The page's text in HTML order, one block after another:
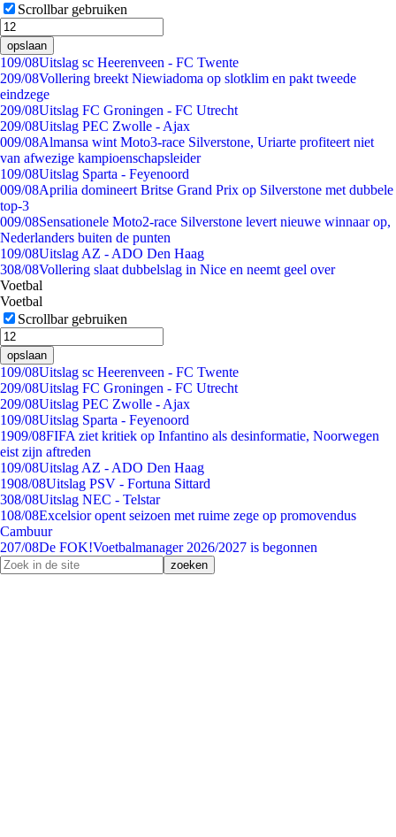
Scrollbar gebruiken
opslaan
109/08Uitslag sc Heerenveen - FC Twente
209/08Vollering breekt Niewiadoma op slotklim en pakt tweede
eindzege
209/08Uitslag FC Groningen - FC Utrecht
209/08Uitslag PEC Zwolle - Ajax
009/08Almansa wint Moto3-race Silverstone, Uriarte profiteert niet
van afwezige kampioenschapsleider
109/08Uitslag Sparta - Feyenoord
009/08Aprilia domineert Britse Grand Prix op Silverstone met dubbele
top-3
009/08Sensationele Moto2-race Silverstone levert nieuwe winnaar op,
Nederlanders buiten de punten
109/08Uitslag AZ - ADO Den Haag
308/08Vollering slaat dubbelslag in Nice en neemt geel over
Voetbal
Voetbal
Scrollbar gebruiken
opslaan
109/08Uitslag sc Heerenveen - FC Twente
209/08Uitslag FC Groningen - FC Utrecht
209/08Uitslag PEC Zwolle - Ajax
109/08Uitslag Sparta - Feyenoord
1909/08FIFA ziet kritiek op Infantino als desinformatie, Noorwegen
eist zijn aftreden
109/08Uitslag AZ - ADO Den Haag
1908/08Uitslag PSV - Fortuna Sittard
308/08Uitslag NEC - Telstar
108/08Excelsior opent seizoen met ruime zege op promovendus
Cambuur
207/08De FOK!Voetbalmanager 2026/2027 is begonnen